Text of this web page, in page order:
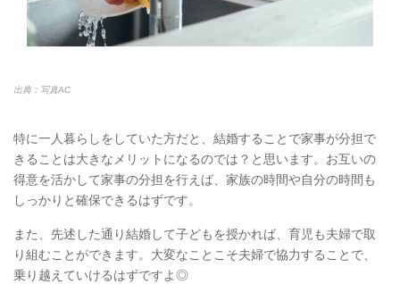
出典：写真AC
特に一人暮らしをしていた方だと、結婚することで家事が分担で
きることは大きなメリットになるのでは？と思います。お互いの
得意を活かして家事の分担を行えば、家族の時間や自分の時間も
しっかりと確保できるはずです。
また、先述した通り結婚して子どもを授かれば、育児も夫婦で取
り組むことができます。大変なことこそ夫婦で協力することで、
乗り越えていけるはずですよ◎